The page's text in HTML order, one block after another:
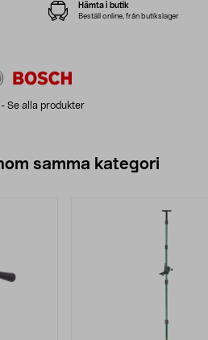
- Se alla produkter
Hämta i butik
Beställ online, från butikslager
samma kategori